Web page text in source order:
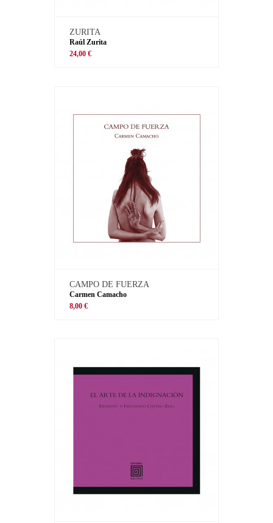
ZURITA
Raúl Zurita
24,00 €
CAMPO DE FUERZA
Carmen Camacho
8,00 €